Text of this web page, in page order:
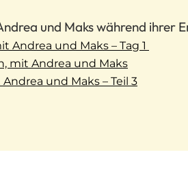
und Maks während ihrer
Andrea und Maks – Tag 1
mit Andrea und Maks
und Maks – Teil 3